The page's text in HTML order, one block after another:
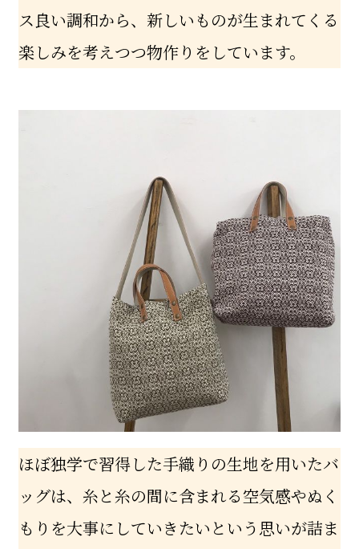
ス良い調和から、新しいものが生まれてくる
楽しみを考えつつ物作りをしています。
ほぼ独学で習得した手織りの生地を用いたバ
ッグは、糸と糸の間に含まれる空気感やぬく
もりを大事にしていきたいという思いが詰ま